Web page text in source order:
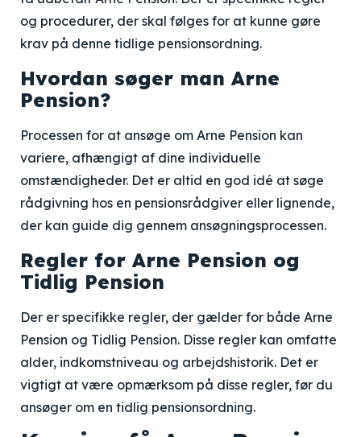
og procedurer, der skal følges for at kunne gøre
krav på denne tidlige pensionsordning.
Hvordan søger man Arne
Pension?
Processen for at ansøge om Arne Pension kan
variere, afhængigt af dine individuelle
omstændigheder. Det er altid en god idé at søge
rådgivning hos en pensionsrådgiver eller lignende,
der kan guide dig gennem ansøgningsprocessen.
Regler for Arne Pension og
Tidlig Pension
Der er specifikke regler, der gælder for både Arne
Pension og Tidlig Pension. Disse regler kan omfatte
alder, indkomstniveau og arbejdshistorik. Det er
vigtigt at være opmærksom på disse regler, før du
ansøger om en tidlig pensionsordning.